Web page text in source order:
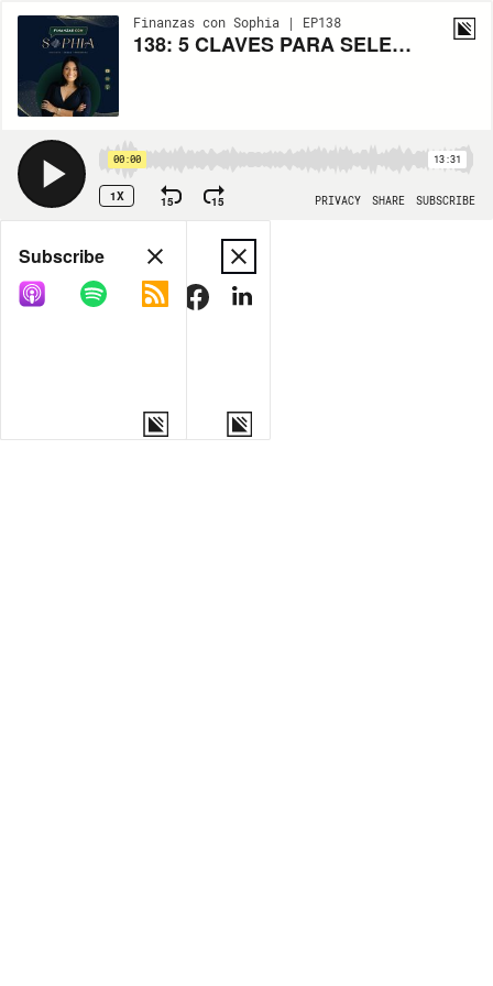
Finanzas con Sophia | EP138
138: 5 CLAVES PARA SELECCIONAR A TU ASESOR FINANCIERO.
00:00 13:31
1X 15 15 PRIVACY SHARE SUBSCRIBE
Share
COPY LINK
Subscribe